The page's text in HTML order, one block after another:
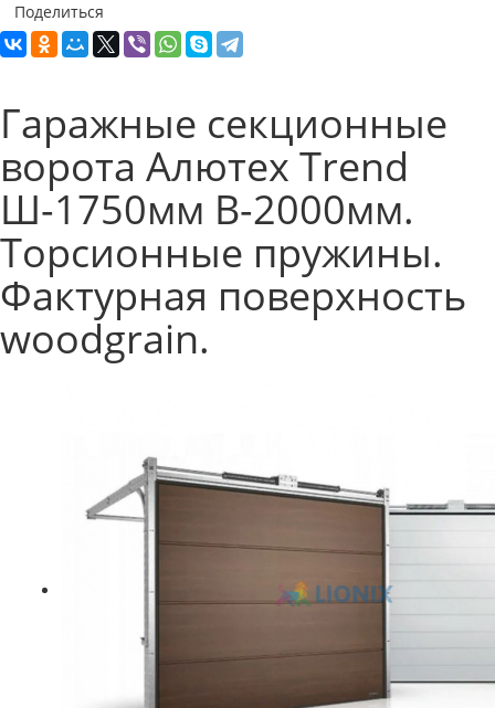
Поделиться
Гаражные секционные
ворота Алютех Trend
Ш-1750мм В-2000мм.
Торсионные пружины.
Фактурная поверхность
woodgrain.